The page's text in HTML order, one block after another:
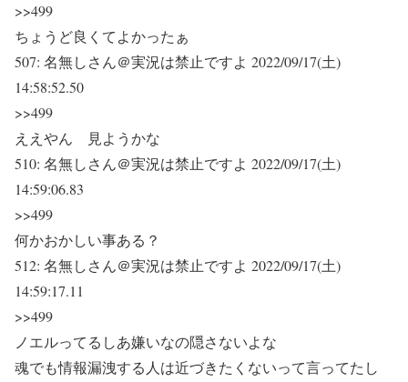
>>499
ちょうど良くてよかったぁ
507: 名無しさん＠実況は禁止ですよ 2022/09/17(土)
14:58:52.50
>>499
ええやん 見ようかな
510: 名無しさん＠実況は禁止ですよ 2022/09/17(土)
14:59:06.83
>>499
何かおかしい事ある？
512: 名無しさん＠実況は禁止ですよ 2022/09/17(土)
14:59:17.11
>>499
ノエルってるしあ嫌いなの隠さないよな
魂でも情報漏洩する人は近づきたくないって言ってたし